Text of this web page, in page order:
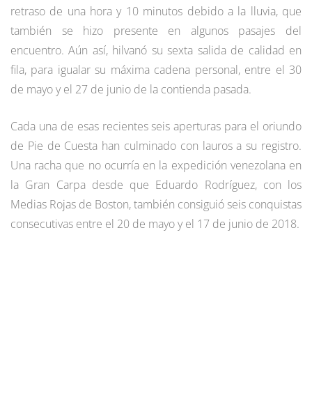
retraso de una hora y 10 minutos debido a la lluvia, que
también se hizo presente en algunos pasajes del
encuentro. Aún así, hilvanó su sexta salida de calidad en
fila, para igualar su máxima cadena personal, entre el 30
de mayo y el 27 de junio de la contienda pasada.
Cada una de esas recientes seis aperturas para el oriundo
de Pie de Cuesta han culminado con lauros a su registro.
Una racha que no ocurría en la expedición venezolana en
la Gran Carpa desde que Eduardo Rodríguez, con los
Medias Rojas de Boston, también consiguió seis conquistas
consecutivas entre el 20 de mayo y el 17 de junio de 2018.